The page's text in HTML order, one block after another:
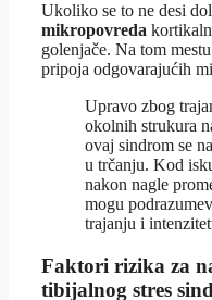
Ukoliko se to ne desi
mikropovreda
golenjače. Na tom
pripoja odgovarajućih
Upravo zbog
okolnih strukura
ovaj sindrom se
u trčanju. Kod
nakon nagle
mogu
trajanju i
Faktori rizika za
tibijalnog stres